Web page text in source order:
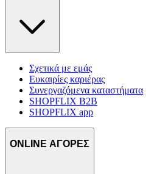
Σχετικά με εμάς
Ευκαιρίες καριέρας
Συνεργαζόμενα καταστήματα
SHOPFLIX B2B
SHOPFLIX app
ONLINE ΑΓΟΡΕΣ